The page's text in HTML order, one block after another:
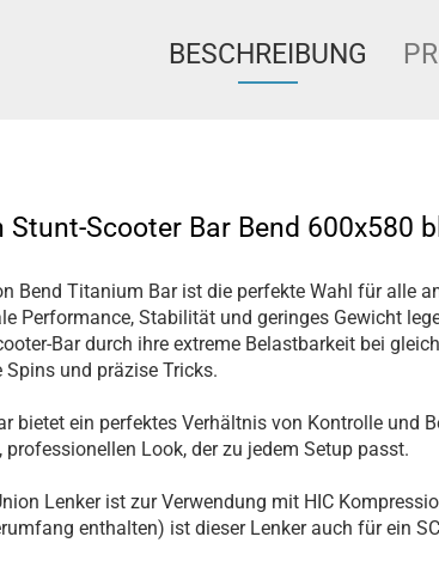
BESCHREIBUNG
Stunt-Scooter Bar Bend 600x580
Bend Titanium Bar ist die perfekte Wahl für alle
Performance, Stabilität und geringes Gewicht
Bar durch ihre extreme Belastbarkeit bei
Spins und präzise Tricks.
bietet ein perfektes Verhältnis von Kontrolle und
professionellen Look, der zu jedem Setup passt.
Lenker ist zur Verwendung mit HIC
enthalten) ist dieser Lenker auch für ein